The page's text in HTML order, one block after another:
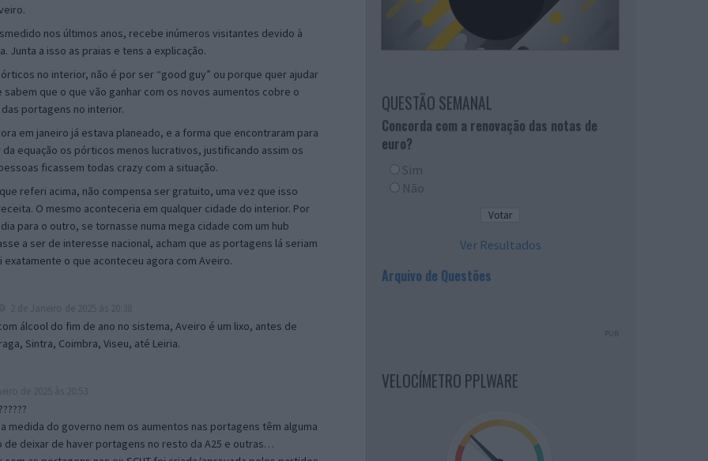
nos últimos anos, recebe inúmeros visitantes devido à
Junta a isso as praias e tens a explicação.
no interior, não é por ser “good guy” ou porque quer ajudar
que o que vão ganhar com os novos aumentos cobre o
portagens no interior.
em janeiro já estava planeado, e a forma que encontraram para
equação os pórticos menos lucrativos, justificando assim os
ficassem todas crazy com a situação.
referi acima, não compensa ser gratuito, uma vez que isso
O mesmo aconteceria em qualquer cidade do interior. Por
para o outro, se tornasse numa mega cidade com um hub
a ser de interesse nacional, acham que as portagens lá seriam
exatamente o que aconteceu agora com Aveiro.
álcool do fim de ano no sistema, Aveiro é um lixo, antes de
Sintra, Coimbra, Viseu, até Leiria.
medida do governo nem os aumentos nas portagens têm alguma
de deixar de haver portagens no resto da A25 e outras…
QUESTÃO SEMANAL
Concorda com a renovação das notas de
euro?
Sim
Não
Ver Resultados
Arquivo de Questões
PUB
VELOCÍMETRO PPLWARE